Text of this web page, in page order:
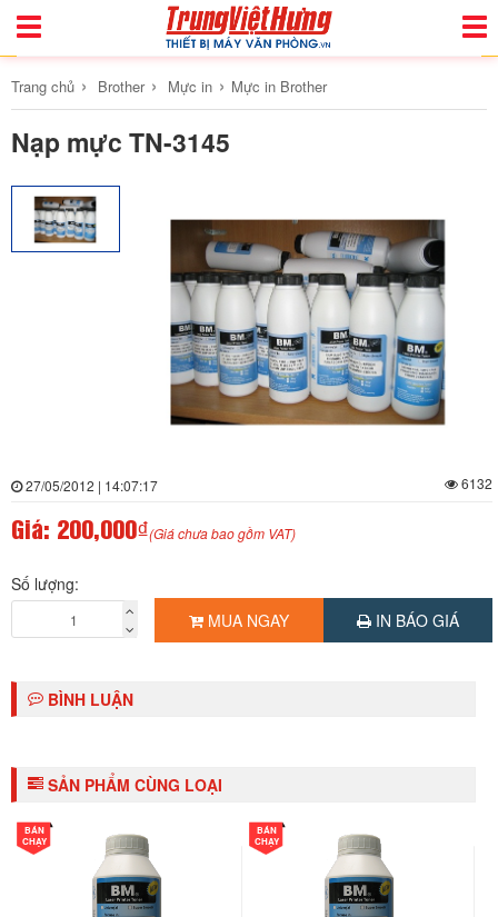
Toggle
Trang chủ › Brother › Mực in › Mực in Brother
Nạp mực TN-3145
27/05/2012 | 14:07:17 6132
Giá: 200,000₫(Giá chưa bao gồm VAT)
Số lượng:
MUA NGAY
IN BÁO GIÁ
BÌNH LUẬN
SẢN PHẨM CÙNG LOẠI
BÁN
CHẠY
BÁN
CHẠY